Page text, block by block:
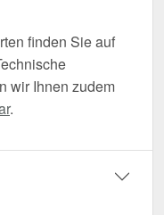
finden Sie auf
wir Ihnen zudem
.